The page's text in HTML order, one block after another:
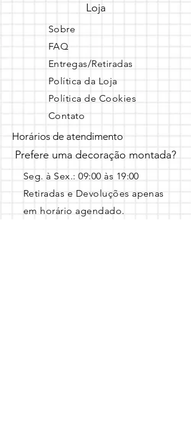
Loja
Sobre
FAQ
Entregas/Retiradas
Política da Loja
Política de Cookies
Contato
Horários de atendimento
Prefere uma decoração montada?
Seg. à Sex.: 09:00 às 19:00 ​
Retiradas e Devoluções apenas
em horário agendado.